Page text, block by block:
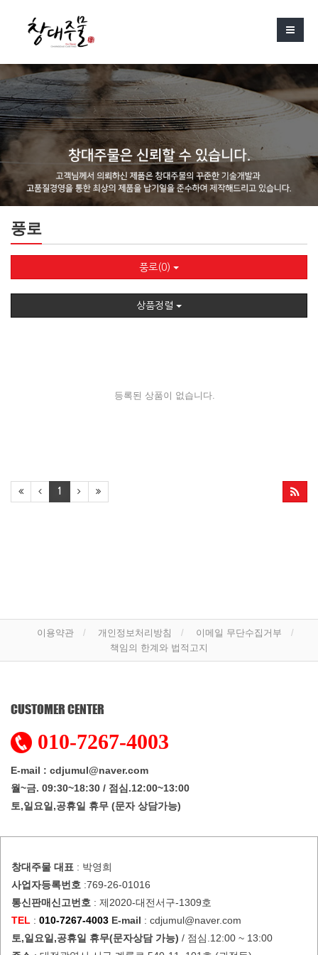
풍로
풍로(0)
상품정렬
등록된 상품이 없습니다.
1
이용약관 개인정보처리방침
이메일 무단수집거부
책임의 한계와 법적고지
CUSTOMER CENTER
010-7267-4003
E-mail : cdjumul@naver.com
월~금. 09:30~18:30 / 점심.12:00~13:00
토,일요일,공휴일 휴무 (문자 상담가능)
창대주물 대표 : 박영희
사업자등록번호 :769-26-01016
통신판매신고번호 : 제2020-대전서구-1309호
TEL : 010-7267-4003 E-mail : cdjumul@naver.com
토,일요일,공휴일 휴무(문자상담 가능) / 점심.12:00 ~ 13:00